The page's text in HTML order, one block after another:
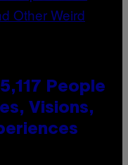
People
Visions,